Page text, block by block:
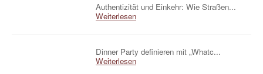
Authentizität und Einkehr: Wie Straßen...
Weiterlesen
Dinner Party definieren mit „Whatc...
Weiterlesen